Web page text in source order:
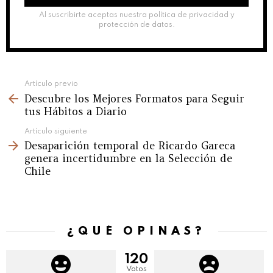
Al suscribirte aceptas nuestra política de privacidad y
protección de datos.
more
Artículo previo
Descubre los Mejores Formatos para Seguir
tus Hábitos a Diario
Artículo siguiente
Desaparición temporal de Ricardo Gareca
genera incertidumbre en la Selección de
Chile
¿QUÉ OPINAS?
120
Votos